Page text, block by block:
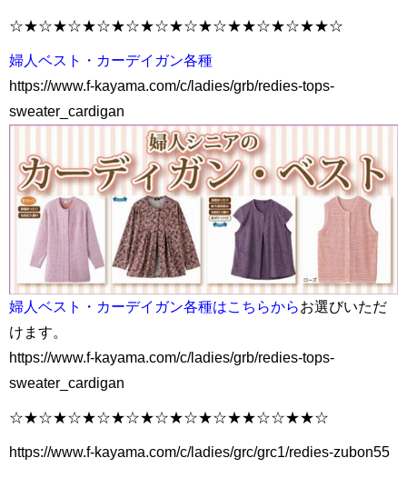
☆★☆★☆★☆★☆★☆★☆★☆★★☆★☆★★☆
婦人ベスト・カーデイガン各種
https://www.f-kayama.com/c/ladies/grb/redies-tops-
sweater_cardigan
婦人ベスト・カーデイガン各種はこちらからお選びいただ
けます。
https://www.f-kayama.com/c/ladies/grb/redies-tops-
sweater_cardigan
☆★☆★☆★☆★☆★☆★☆★☆★★☆☆★★☆
https://www.f-kayama.com/c/ladies/grc/grc1/redies-zubon55